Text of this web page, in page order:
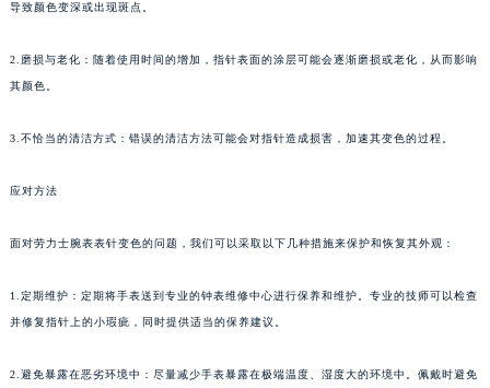
导致颜色变深或出现斑点。
2.磨损与老化：随着使用时间的增加，指针表面的涂层可能会逐渐磨损或老化，从而影响
其颜色。
3.不恰当的清洁方式：错误的清洁方法可能会对指针造成损害，加速其变色的过程。
应对方法
面对劳力士腕表表针变色的问题，我们可以采取以下几种措施来保护和恢复其外观：
1.定期维护：定期将手表送到专业的钟表维修中心进行保养和维护。专业的技师可以检查
并修复指针上的小瑕疵，同时提供适当的保养建议。
2.避免暴露在恶劣环境中：尽量减少手表暴露在极端温度、湿度大的环境中。佩戴时避免